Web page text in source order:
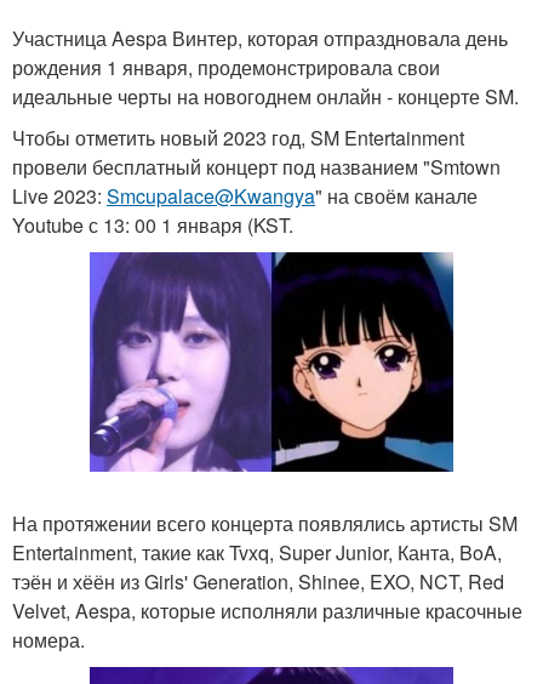
Участница Aespa Винтер, которая отпраздновала день
рождения 1 января, продемонстрировала свои
идеальные черты на новогоднем онлайн - концерте SM.
Чтобы отметить новый 2023 год, SM Entertainment
провели бесплатный концерт под названием "Smtown
Live 2023: Smcupalace@Kwangya" на своём канале
Youtube с 13: 00 1 января (KST.
На протяжении всего концерта появлялись артисты SM
Entertainment, такие как Tvxq, Super Junior, Канта, BoA,
тэён и хёён из Girls' Generation, Shinee, EXO, NCT, Red
Velvet, Aespa, которые исполняли различные красочные
номера.